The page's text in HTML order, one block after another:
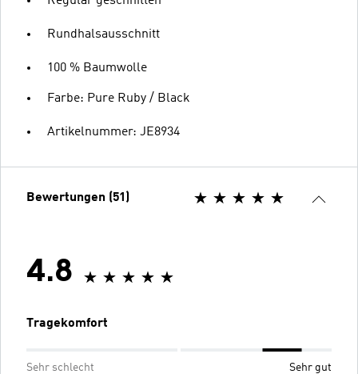
Rundhalsausschnitt
100 % Baumwolle
Farbe: Pure Ruby / Black
Artikelnummer: JE8934
Bewertungen (51)
4.8
Tragekomfort
Sehr schlecht Sehr gut